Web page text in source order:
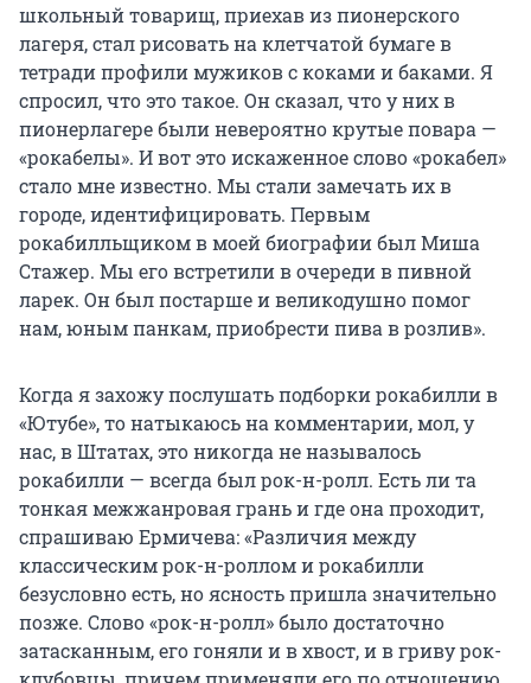
школьный товарищ, приехав из пионерского
лагеря, стал рисовать на клетчатой бумаге в
тетради профили мужиков с коками и баками. Я
спросил, что это такое. Он сказал, что у них в
пионерлагере были невероятно крутые повара —
«рокабелы». И вот это искаженное слово «рокабел»
стало мне известно. Мы стали замечать их в
городе, идентифицировать. Первым
рокабилльщиком в моей биографии был Миша
Стажер. Мы его встретили в очереди в пивной
ларек. Он был постарше и великодушно помог
нам, юным панкам, приобрести пива в розлив».
Когда я захожу послушать подборки рокабилли в
«Ютубе», то натыкаюсь на комментарии, мол, у
нас, в Штатах, это никогда не называлось
рокабилли — всегда был рок-н-ролл. Есть ли та
тонкая межжанровая грань и где она проходит,
спрашиваю Ермичева: «Различия между
классическим рок-н-роллом и рокабилли
безусловно есть, но ясность пришла значительно
позже. Слово «рок-н-ролл» было достаточно
затасканным, его гоняли и в хвост, и в гриву рок-